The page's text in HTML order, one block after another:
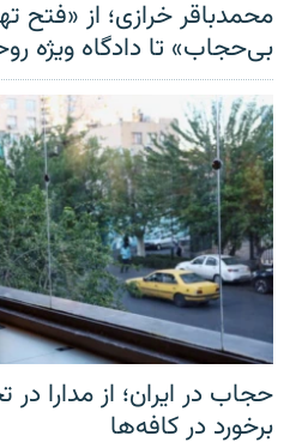
محمدباقر خرازی؛ از «فتح
بی‌حجاب» تا دادگاه ویژه
حجاب در ایران؛ از مدارا
برخورد در کافه‌ها